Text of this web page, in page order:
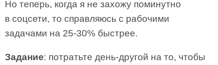
Но теперь, когда я не захожу поминутно
в соцсети, то справляюсь с рабочими
задачами на 25-30% быстрее.
Задание: потратьте день-другой на то, чтобы